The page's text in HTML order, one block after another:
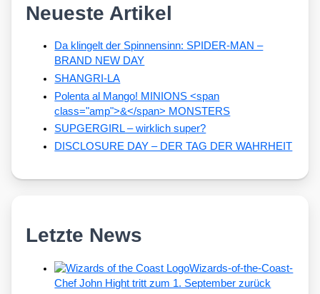
Neueste Artikel
Da klingelt der Spinnensinn: SPIDER-MAN –
BRAND NEW DAY
SHANGRI-LA
Polenta al Mango! MINIONS <span
class="amp">&</span> MONSTERS
SUPGERGIRL – wirklich super?
DISCLOSURE DAY – DER TAG DER WAHRHEIT
Letzte News
Wizards-of-the-Coast-
Chef John Hight tritt zum 1. September zurück